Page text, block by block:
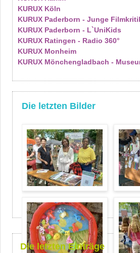
KURUX Köln
KURUX Paderborn - Junge
KURUX Paderborn - L`UniKids
KURUX Ratingen - Radio 360°
KURUX Monheim
KURUX Mönchengladbach -
Die letzten Bilder
Die letzten Einträge